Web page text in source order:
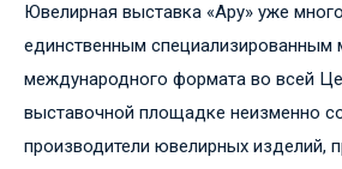
Ювелирная выставка «Ару» уже
единственным специализированным
международного формата во всей
выставочной площадке неизменно
производители ювелирных изделий,